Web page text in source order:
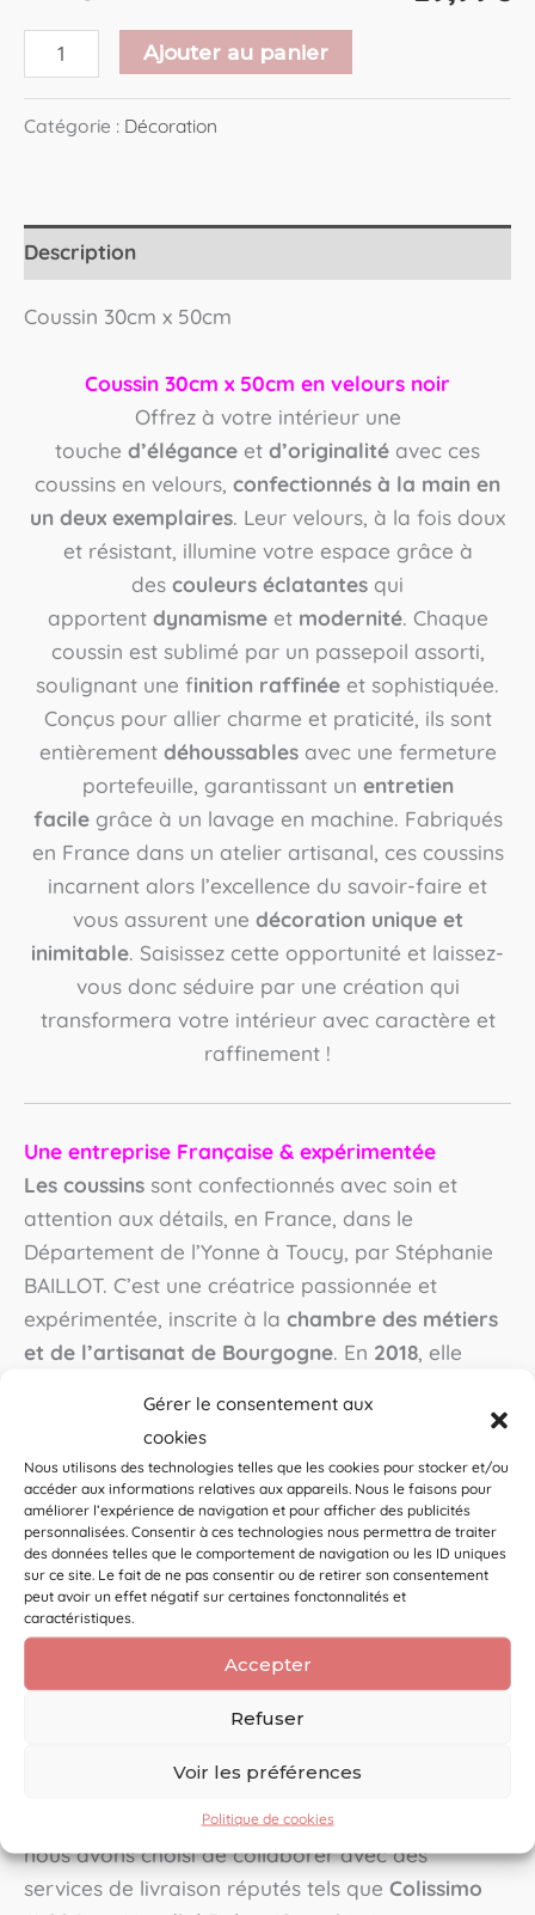
Gérer le consentement aux
cookies
Nous utilisons des technologies telles que les cookies pour stocker et/ou
accéder aux informations relatives aux appareils. Nous le faisons pour
améliorer l’expérience de navigation et pour afficher des publicités
personnalisées. Consentir à ces technologies nous permettra de traiter
des données telles que le comportement de navigation ou les ID uniques
sur ce site. Le fait de ne pas consentir ou de retirer son consentement
peut avoir un effet négatif sur certaines fonctonnalités et
caractéristiques.
Accepter
Refuser
Voir les préférences
Politique de cookies
Ajouter au panier
Catégorie : Décoration
Description
Coussin 30cm x 50cm
Coussin 30cm x 50cm en velours noir
Offrez à votre intérieur une
touche d’élégance et d’originalité avec ces
coussins en velours, confectionnés à la main en
un deux exemplaires. Leur velours, à la fois doux
et résistant, illumine votre espace grâce à
des couleurs éclatantes qui
apportent dynamismeet modernité. Chaque
coussin est sublimé par un passepoil assorti,
soulignant une finition raffinée et sophistiquée.
Conçus pour allier charme et praticité, ils sont
entièrement déhoussablesavec une fermeture
portefeuille, garantissant un entretien
facilegrâce à un lavage en machine. Fabriqués
en France dans un atelier artisanal, ces coussins
incarnent alors l’excellence du savoir-faire et
vous assurent une décoration unique et
inimitable. Saisissez cette opportunité et laissez-
vous donc séduire par une création qui
transformera votre intérieur avec caractère et
raffinement !
Une entreprise Française & expérimentée
Les coussins sont confectionnés avec soin et
attention aux détails, en France, dans le
Département de l’Yonne à Toucy, par Stéphanie
BAILLOT. C’est une créatrice passionnée et
expérimentée, inscrite à la chambre des métiers
et de l’artisanat de Bourgogne. En 2018, elle
dans la confection artisanale
d’accessoires de mode pour adultes et enfants.
Depuis ces succès, l’entreprise propose
exclusivement desproduits français uniques,
personnalisés et durables. C’est pourquoi, elle
travaille principalement avec des fournisseurs de
qualité française.
Retrouvez-nous surFacebook etInstagram.
Vous souhaitez recevoir rapidement et en toute
sécurité votre article fait main ? C’est pourquoi
nous avons choisi de collaborer avec des
services de livraison réputés tels que Colissimo